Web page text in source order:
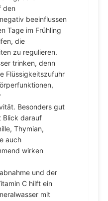
den
beeinflussen
Tage im Frühling
die
zu regulieren.
trinken, denn
Flüssigkeitszufuhr
Besonders gut
Blick darauf
Thymian,
auch
wirken
und der
C hilft ein
mit